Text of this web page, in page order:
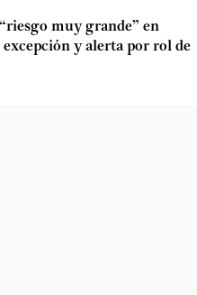
muy grande” en
excepción y alerta por rol de